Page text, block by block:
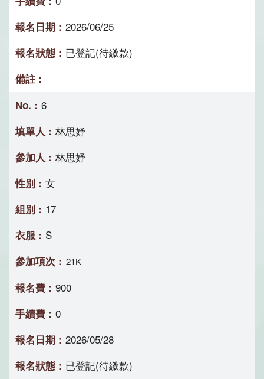
2026/06/25
已登記(待繳款)
6
林思妤
林思妤
女
17
S
21K
900
0
2026/05/28
已登記(待繳款)